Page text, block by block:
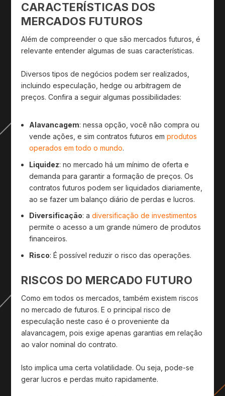
CARACTERÍSTICAS DOS
MERCADOS FUTUROS
Além de compreender o que são mercados futuros, é
relevante entender algumas de suas características.
Diversos tipos de negócios podem ser realizados,
incluindo especulação, hedge ou arbitragem de
preços. Confira a seguir algumas possibilidades:
Alavancagem: nessa opção, você não compra ou
vende ações, e sim contratos futuros emprodutos
operados em todo o mundo.
Liquidez: no mercado há um mínimo de oferta e
demanda para garantir a formação de preços. Os
contratos futuros podem ser liquidados diariamente,
ao se fazer um balanço diário de perdas e lucros.
Diversificação: adiversificação de investimentos
permite o acesso a um grande número de produtos
financeiros.
Risco: É possível reduzir o risco das operações.
RISCOS DO MERCADO FUTURO
Como em todos os mercados, também existem riscos
no mercado de futuros. E o principal risco de
especulação neste caso é o proveniente da
alavancagem, pois exige apenas garantias em relação
ao valor nominal do contrato.
Isto implica uma certa volatilidade. Ou seja, pode-se
gerar lucros e perdas muito rapidamente.